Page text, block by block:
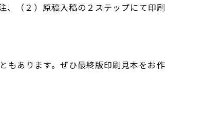
、（２）原稿入稿の２ステップにて印刷
もあります。ぜひ最終版印刷見本をお作